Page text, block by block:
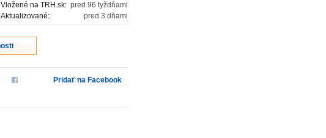
pred 96 tyždňami
Vložené na TRH.sk:
pred 3 dňami
Aktualizované:
Pridať na Facebook